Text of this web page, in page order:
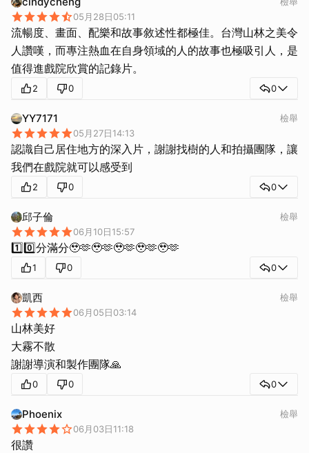
05月28日05:11
流暢度、畫面、配樂和故事敘述性都極佳。台灣山林之美令
人讚嘆，而專注熱血在自身領域的人的故事也極吸引人，是
值得進戲院欣賞的記錄片。
2 0 0
YY7171
05月27日14:13
檢舉
認識自己居住地方的深入片，謝謝找樹的人和拍攝團隊，讓
我們在戲院就可以感受到
2 0 0
邱子倫
06月10日15:57
檢舉
1️⃣0️⃣分滿分🥹🫶🥹🫶🥹🫶🥹🫶🥹🫶
1 0 0
凱西
06月05日03:14
檢舉
山林美好
大霧不散
謝謝導演和製作團隊🙏
0 0 0
Phoenix
06月03日11:18
檢舉
很讚